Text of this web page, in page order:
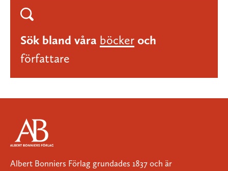
Sök bland våra böcker och
författare
Albert Bonniers Förlag grundades 1837 och är